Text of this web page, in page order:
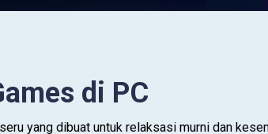
di PC
yang dibuat untuk relaksasi murni dan